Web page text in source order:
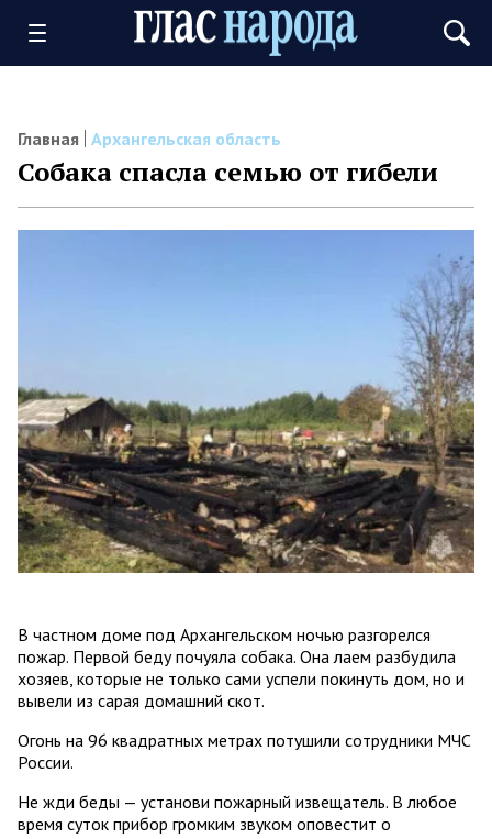
Главная Архангельская область
Собака спасла семью от гибели
В частном доме под Архангельском ночью разгорелся
пожар. Первой беду почуяла собака. Она лаем разбудила
хозяев, которые не только сами успели покинуть дом, но и
вывели из сарая домашний скот.
Огонь на 96 квадратных метрах потушили сотрудники МЧС
России.
Не жди беды — установи пожарный извещатель. В любое
время суток прибор громким звуком оповестит о